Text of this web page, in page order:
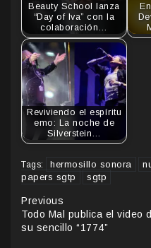
Beauty School lanza
“Day of Iva” con la
colaboración…
Reviviendo el espíritu
emo: La noche de
Silverstein…
Tags: hermosillo sonora
papers sgtp
sgtp
Continue
Reading
Previous
Todo Mal publica el video
su sencillo “1774”